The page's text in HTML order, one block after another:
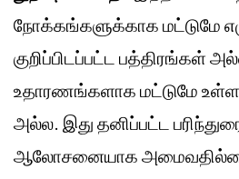
நோக்கங்களுக்காக மட்டுமே
குறிப்பிடப்பட்ட பத்திரங்கள்
உதாரணங்களாக மட்டுமே
அல்ல. இது தனிப்பட்ட
ஆலோசனையாக